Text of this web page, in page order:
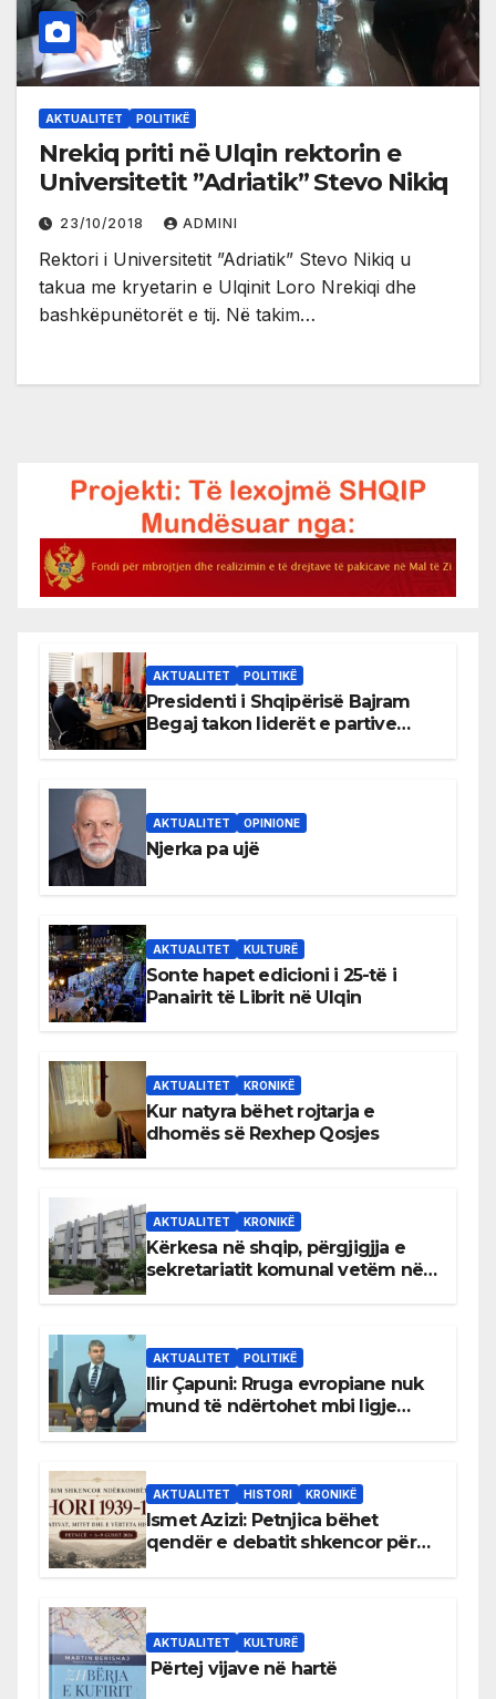
AKTUALITET POLITIKË
Nrekiq priti në Ulqin rektorin e
Universitetit ”Adriatik” Stevo Nikiq
23/10/2018 ADMINI
Rektori i Universitetit ”Adriatik” Stevo Nikiq u
takua me kryetarin e Ulqinit Loro Nrekiqi dhe
bashkëpunëtorët e tij. Në takim…
AKTUALITET POLITIKË
Presidenti i Shqipërisë Bajram
Begaj takon liderët e partive
AKTUALITET OPINIONE
Njerka pa ujë
AKTUALITET KULTURË
Sonte hapet edicioni i 25-të i
Panairit të Librit në Ulqin
AKTUALITET KRONIKË
Kur natyra bëhet rojtarja e
dhomës së Rexhep Qosjes
AKTUALITET KRONIKË
Kërkesa në shqip, përgjigjja e
sekretariatit komunal vetëm në
AKTUALITET POLITIKË
Ilir Çapuni: Rruga evropiane nuk
mund të ndërtohet mbi ligje
AKTUALITET HISTORI KRONIKË
Ismet Azizi: Petnjica bëhet
qendër e debatit shkencor për
AKTUALITET KULTURË
Përtej vijave në hartë